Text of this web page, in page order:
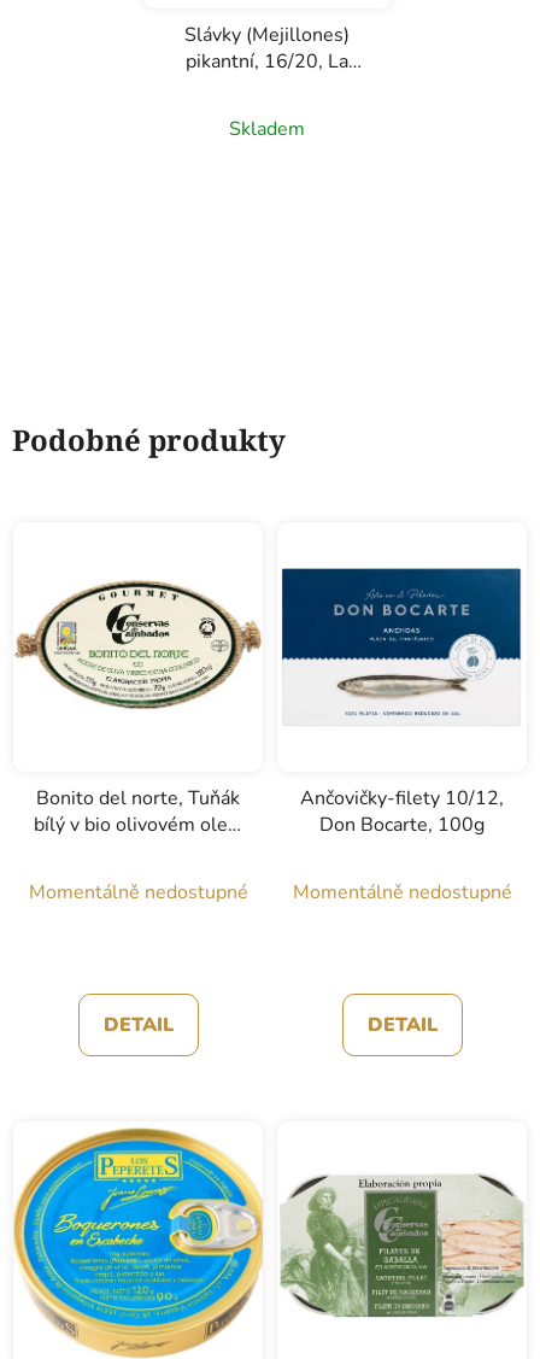
Slávky (Mejillones)
pikantní, 16/20, La
Skladem
Podobné produkty
Bonito del norte, Tuňák
bílý v bio olivovém oleji,
Cambados, 111g
Momentálně nedostupné
DETAIL
Ančovičky-filety 10/12,
Don Bocarte, 100g
Momentálně nedostupné
DETAIL